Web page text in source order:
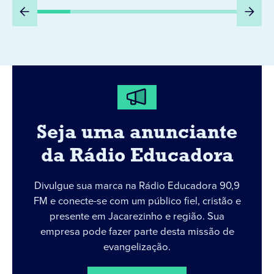
Seja uma anunciante
da Rádio Educadora
Divulgue sua marca na Rádio Educadora 90,9
FM e conecte-se com um público fiel, cristão e
presente em Jacarezinho e região. Sua
empresa pode fazer parte desta missão de
evangelização.